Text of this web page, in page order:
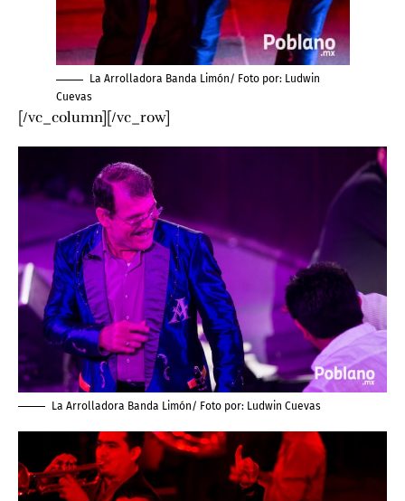
La Arrolladora Banda Limón/ Foto por: Ludwin
Cuevas
[/vc_column][/vc_row]
La Arrolladora Banda Limón/ Foto por: Ludwin Cuevas